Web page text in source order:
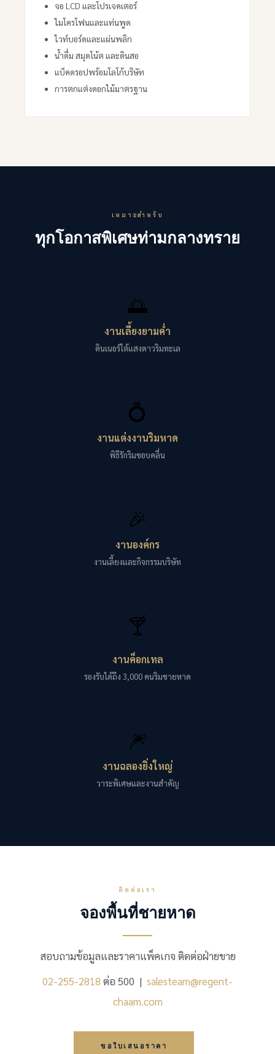
จอ LCD และโปรเจคเตอร์
ไมโครโฟนและแท่นพูด
ไวท์บอร์ดและแผ่นพลิก
น้ำดื่ม สมุดโน้ต และดินสอ
แบ็คดรอปพร้อมโลโก้บริษัท
การตกแต่งดอกไม้มาตรฐาน
เหมาะสำหรับ
ทุกโอกาสพิเศษท่ามกลางทราย
🌅
งานเลี้ยงยามค่ำ
ดินเนอร์ใต้แสงดาวริมทะเล
💍
งานแต่งงานริมหาด
พิธีรักริมขอบคลื่น
🎉
งานองค์กร
งานเลี้ยงและกิจกรรมบริษัท
🍸
งานค็อกเทล
รองรับได้ถึง 3,000 คนริมชายหาด
🎆
งานฉลองยิ่งใหญ่
วาระพิเศษและงานสำคัญ
ติดต่อเรา
จองพื้นที่ชายหาด
สอบถามข้อมูลและราคาแพ็คเกจ ติดต่อฝ่ายขาย
02-255-2818 ต่อ 500 | salesteam@regent-
chaam.com
ขอใบเสนอราคา